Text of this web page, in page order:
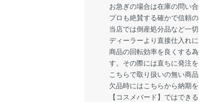
お急ぎの場合は在庫の問い
プロも絶賛する確かで信頼
当店では倒産処分品など一切
ディーラーより直接仕入れ
商品の回転効率を良くする
す。その際には直ちに発注
こちらで取り扱いの無い商
欠品時にはこちらから納期
【コスメバード】ではでき